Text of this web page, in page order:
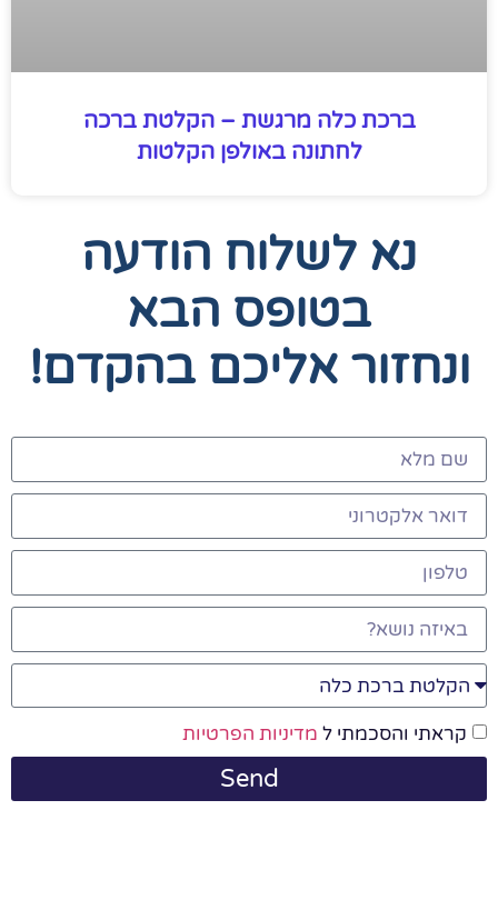
ברכת כלה מרגשת – הקלטת ברכה
לחתונה באולפן הקלטות
נא לשלוח הודעה
בטופס הבא
ונחזור אליכם בהקדם!
קראתי והסכמתי ל מדיניות הפרטיות
Send